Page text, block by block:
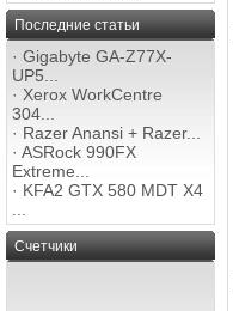
Последние статьи
· Gigabyte GA-Z77X-
UP5...
· Xerox WorkCentre
304...
· Razer Anansi + Razer...
· ASRock 990FX
Extreme...
· KFA2 GTX 580 MDT X4
Счетчики